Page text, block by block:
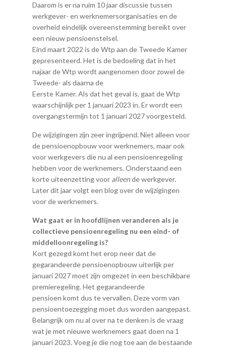
Daarom is er na ruim 10 jaar discussie tussen
werkgever- en werknemersorganisaties en de
overheid eindelijk overeenstemming bereikt over
een nieuw pensioenstelsel.
Eind maart 2022 is de Wtp aan de Tweede Kamer
gepresenteerd. Het is de bedoeling dat in het
najaar de Wtp wordt aangenomen door zowel de
Tweede- als daarna de
Eerste Kamer. Als dat het geval is, gaat de Wtp
waarschijnlijk per 1 januari 2023 in. Er wordt een
overgangstermijn tot 1 januari 2027 voorgesteld.
De wijzigingen zijn zeer ingrijpend. Niet alleen voor
de pensioenopbouw voor werknemers, maar ook
voor werkgevers die nu al een pensioenregeling
hebben voor de werknemers. Onderstaand een
korte uiteenzetting voor alleende werkgever.
Later dit jaar volgt een blog over de wijzigingen
voor de werknemers.
Wat gaat er in hoofdlijnen veranderen als je
collectieve pensioenregeling nu een eind- of
middelloonregeling is?
Kort gezegd komt het erop neer dat de
gegarandeerde pensioenopbouw uiterlijk per
januari 2027 moet zijn omgezet in een beschikbare
premieregeling. Het gegarandeerde
pensioen komt dus te vervallen. Deze vorm van
pensioentoezegging moet dus worden aangepast.
Belangrijk om nu al over na te denken is de vraag
wat je met nieuwe werknemers gaat doen na 1
januari 2023. Voeg je die nog toe aan de bestaande